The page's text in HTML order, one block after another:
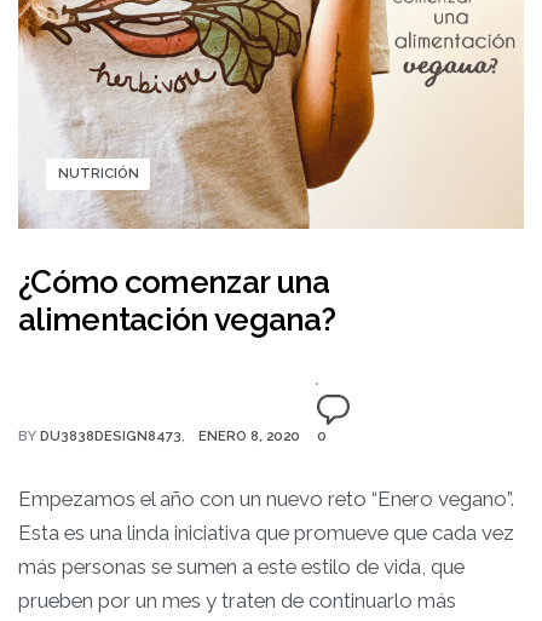
NUTRICIÓN
¿Cómo comenzar una
alimentación vegana?
BY DU3838DESIGN8473 ENERO 8, 2020 0
Empezamos el año con un nuevo reto “Enero vegano”.
Esta es una linda iniciativa que promueve que cada vez
más personas se sumen a este estilo de vida, que
prueben por un mes y traten de continuarlo más